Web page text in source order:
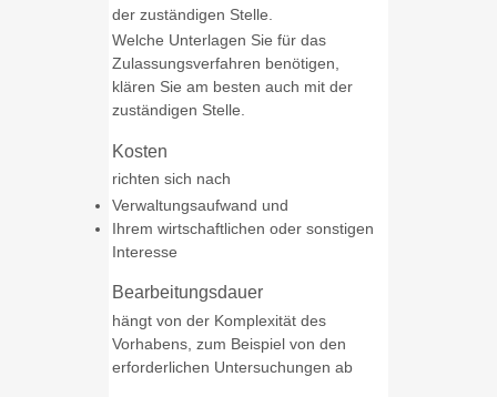
der zuständigen Stelle.
Welche Unterlagen Sie für das
Zulassungsverfahren benötigen,
klären Sie am besten auch mit der
zuständigen Stelle.
Kosten
richten sich nach
Verwaltungsaufwand und
Ihrem wirtschaftlichen oder sonstigen
Interesse
Bearbeitungsdauer
hängt von der Komplexität des
Vorhabens, zum Beispiel von den
erforderlichen Untersuchungen ab